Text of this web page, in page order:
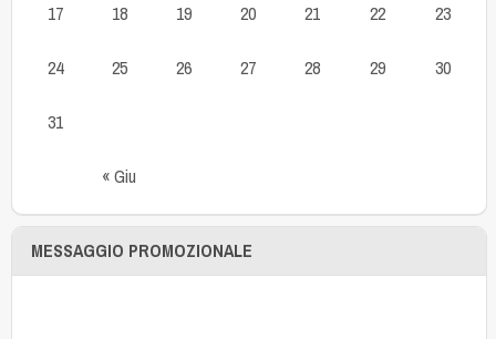
« Giu
17 18 19 20 21 22 23
24 25 26 27 28 29 30
31
MESSAGGIO PROMOZIONALE